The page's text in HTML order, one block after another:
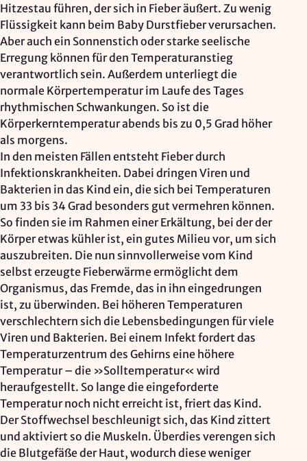
Hitze­stau führen, der sich in Fieber äußert. Zu wenig
Flüssigkeit kann beim Baby Durstfieber verursachen.
Aber auch ein Sonnenstich oder starke seelische
Erregung können für den Temperaturanstieg
verantwortlich sein. Außerdem unterliegt die
normale Körpertemperatur im Laufe des Tages
rhythmischen Schwankungen. So ist die
Körperkerntemperatur abends bis zu 0,5 Grad höher
als morgens.
In den meisten Fällen entsteht Fieber durch
Infektionskrankheiten. Dabei dringen Viren und
Bakterien in das Kind ein, die sich bei Temperaturen
um 33 bis 34 Grad besonders gut vermehren können.
So finden sie im Rahmen einer Erkältung, bei der der
Körper etwas kühler ist, ein gutes Milieu vor, um sich
auszubreiten. Die nun sinnvollerweise vom Kind
selbst erzeugte Fieberwärme ermöglicht dem
Organismus, das Fremde, das in ihn eingedrungen
ist, zu überwinden. Bei höheren Temperaturen
verschlechtern sich die Lebensbedingungen für viele
Viren und Bakterien. Bei einem Infekt fordert das
Temperaturzentrum des Gehirns eine höhere
Temperatur – die »Solltemperatur« wird
heraufgestellt. So lange die eingeforderte
Temperatur noch nicht erreicht ist, friert das Kind.
Der Stoffwechsel beschleunigt sich, das Kind zittert
und aktiviert so die Muskeln. Überdies verengen sich
die Blutgefäße der Haut, wodurch diese weniger
Mapbox Inc., US
Kartendarstellung
Rechtsgrundlage: Art. 6 Abs. 1 lit. a DSGVO
Vimeo
Anbieter:
Vimeo Inc., USA
Zweck:
Videowiedergabe
Rechtsgrundlage: Art. 6 Abs. 1 lit. a DSGVO
Matomo (Webanalyse)
Anbieter:
Vereinigung der Waldorfkindergärten e. V.
Zweck:
Cookie Laufzeit:
180 Tage
Hosting: DomainFactory GmbH, Deutschland
Rechtsgrundlage: Art. 6 Abs. 1 lit. f DSGVO
IP-Anonymisierung: aktiviert